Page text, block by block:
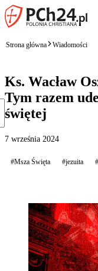
Strona główna Wiadomości
Ks. Wacław
Tym razem
świętej
7 września 2024
#Msza Święta #jezuita